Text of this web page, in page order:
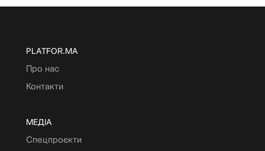
PLATFOR.MA
Про нас
Контакти
МЕДІА
Спецпроєкти